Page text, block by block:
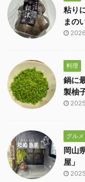
粘り
まの
料理
鍋に
製柚
グルメ
岡山
屋」